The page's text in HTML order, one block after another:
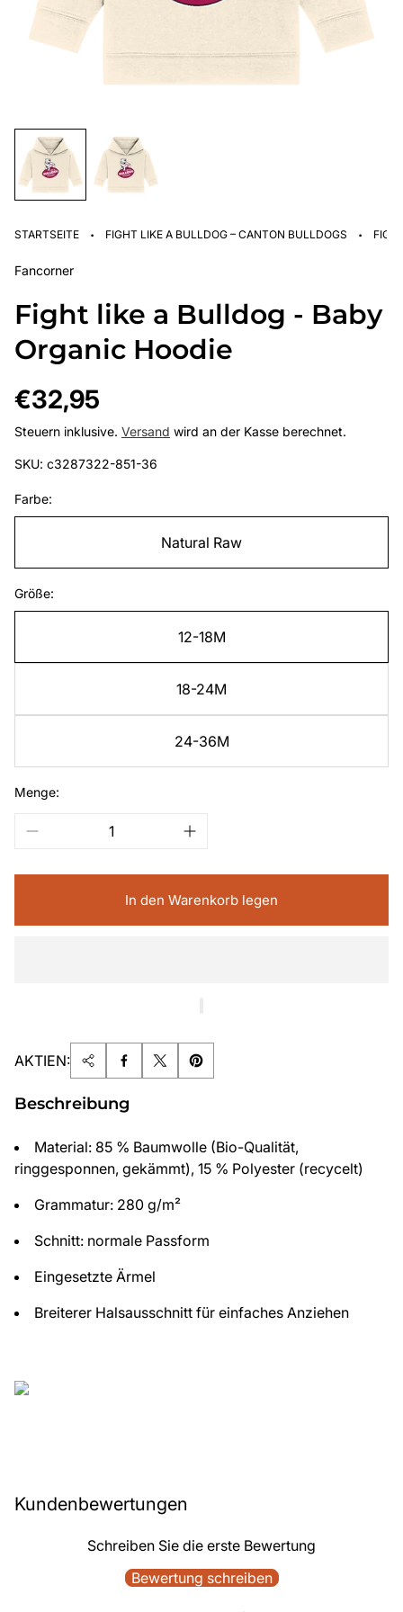
STARTSEITE · FIGHT LIKE A BULLDOG – CANTON BULLDOGS ·
Fancorner
Fight like a Bulldog - Baby
Organic Hoodie
Regulärer
Preis
€32,95
Steuern inklusive. Versand wird an der Kasse berechnet.
SKU: c3287322-851-36
Farbe:
Natural Raw
Größe:
12-18M
18-24M
24-36M
Menge:
In den Warenkorb legen
AKTIEN:
Beschreibung
Material: 85 % Baumwolle (Bio-Qualität,
ringgesponnen, gekämmt), 15 % Polyester (recycelt)
Grammatur: 280 g/m²
Schnitt: normale Passform
Eingesetzte Ärmel
Breiterer Halsausschnitt für einfaches Anziehen
Kundenbewertungen
Schreiben Sie die erste Bewertung
Bewertung schreiben